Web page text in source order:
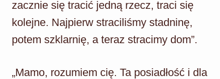
zacznie się tracić jedną rzecz, traci się
kolejne. Najpierw straciliśmy stadninę,
potem szklarnię, a teraz stracimy dom”.
„Mamo, rozumiem cię. Ta posiadłość i dla